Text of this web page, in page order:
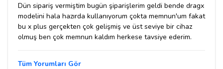
Dün sipariş vermiştim bugün şiparişlerim geldi bende dragx
modelini hala hazırda kullanıyorum çokta memnun'um fakat
bu x plus gerçekten çok gelişmiş ve üst seviye bir cihaz
olmuş ben çok memnun kaldım herkese tavsiye ederim.
Tüm Yorumları Gör